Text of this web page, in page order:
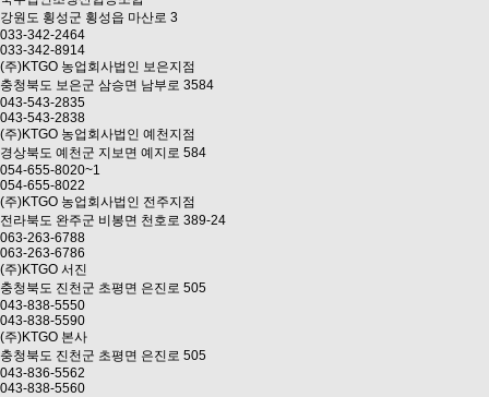
강원도 횡성군 횡성읍 마산로 3
033-342-2464
033-342-8914
(주)KTGO 농업회사법인 보은지점
충청북도 보은군 삼승면 남부로 3584
043-543-2835
043-543-2838
(주)KTGO 농업회사법인 예천지점
경상북도 예천군 지보면 예지로 584
054-655-8020~1
054-655-8022
(주)KTGO 농업회사법인 전주지점
전라북도 완주군 비봉면 천호로 389-24
063-263-6788
063-263-6786
(주)KTGO 서진
충청북도 진천군 초평면 은진로 505
043-838-5550
043-838-5590
(주)KTGO 본사
충청북도 진천군 초평면 은진로 505
043-836-5562
043-838-5560